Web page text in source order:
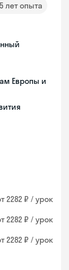
лет опыта
Европы и
2282 ₽ / урок
2282 ₽ / урок
2282 ₽ / урок